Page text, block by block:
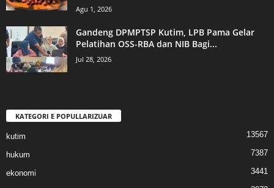
Agu 1, 2026
Gandeng DPMPTSP Kutim, LPB Pama Gelar
Pelatihan OSS-RBA dan NIB Bagi...
Jul 28, 2026
KATEGORI E POPULLARIZUAR
kutim 13567
hukum 7387
ekonomi 3441